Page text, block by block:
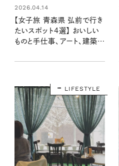
2026.04.14
【女子旅 青森県 弘前で行き
たいスポット4選】 おいしい
ものと手仕事、アート、建築を
LIFESTYLE